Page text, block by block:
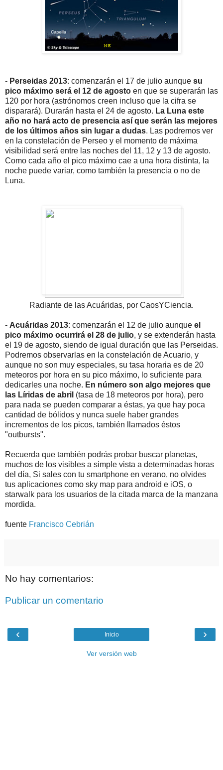
- Perseidas 2013: comenzarán el 17 de julio aunque su
pico máximo será el 12 de agosto en que se superarán las
120 por hora (astrónomos creen incluso que la cifra se
disparará). Durarán hasta el 24 de agosto. La Luna este
año no hará acto de presencia así que serán las mejores
de los últimos años sin lugar a dudas. Las podremos ver
en la constelación de Perseo y el momento de máxima
visibilidad será entre las noches del 11, 12 y 13 de agosto.
Como cada año el pico máximo cae a una hora distinta, la
noche puede variar, como también la presencia o no de
Luna.
Radiante de las Acuáridas, por CaosYCiencia.
- Acuáridas 2013: comenzarán el 12 de julio aunque el
pico máximo ocurrirá el 28 de julio, y se extenderán hasta
el 19 de agosto, siendo de igual duración que las Perseidas.
Podremos observarlas en la constelación de Acuario, y
aunque no son muy especiales, su tasa horaria es de 20
meteoros por hora en su pico máximo, lo suficiente para
dedicarles una noche. En número son algo mejores que
las Líridas de abril (tasa de 18 meteoros por hora), pero
para nada se pueden comparar a éstas, ya que hay poca
cantidad de bólidos y nunca suele haber grandes
incrementos de los picos, también llamados éstos
"outbursts".
Recuerda que también podrás probar buscar planetas,
muchos de los visibles a simple vista a determinadas horas
del día, Si sales con tu smartphone en verano, no olvides
tus aplicaciones como sky map para android e iOS, o
starwalk para los usuarios de la citada marca de la manzana
mordida.
fuente Francisco Cebrián
No hay comentarios:
Publicar un comentario
‹ ›
Inicio
Ver versión web